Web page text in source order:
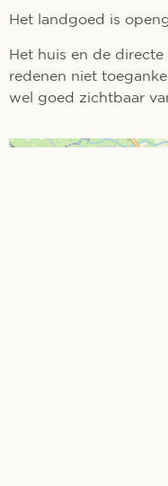
Het landgoed is
Het huis en de
redenen niet
wel goed zichtbaar